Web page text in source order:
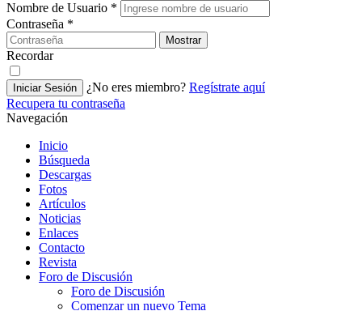
Nombre de Usuario *
Contraseña *
Mostrar
Recordar
Iniciar Sesión ¿No eres miembro? Regístrate aquí
Recupera tu contraseña
Navegación
Inicio
Búsqueda
Descargas
Fotos
Artículos
Noticias
Enlaces
Contacto
Revista
Foro de Discusión
Foro de Discusión
Comenzar un nuevo Tema